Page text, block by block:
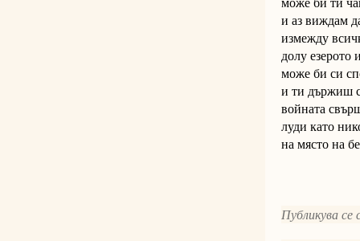
и аз виждам
измежду
долу
може би си
и ти държиш
войната
луди като
на място на
Публикува